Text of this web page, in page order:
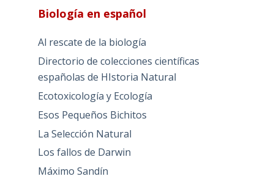
Biología en español
Al rescate de la biología
Directorio de colecciones científicas
españolas de HIstoria Natural
Ecotoxicología y Ecología
Esos Pequeños Bichitos
La Selección Natural
Los fallos de Darwin
Máximo Sandín